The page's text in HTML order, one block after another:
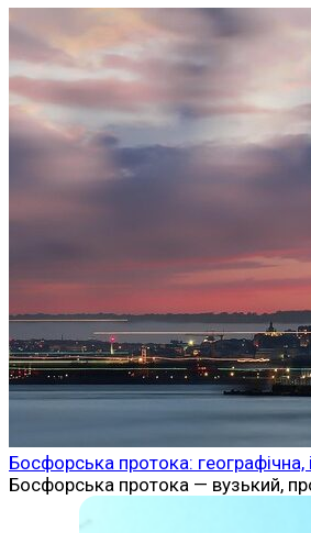
Босфорська протока: географічна,
Босфорська протока — вузький,